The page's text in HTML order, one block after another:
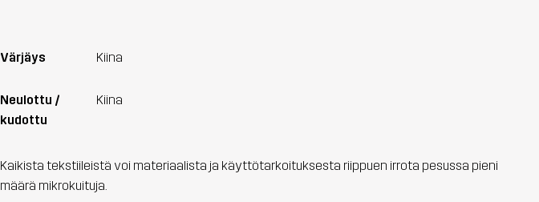
Värjäys Kiina
Neulottu /
kudottu
Kiina
Kaikista tekstiileistä voi materiaalista ja käyttötarkoituksesta riippuen irrota pesussa pieni
määrä mikrokuituja.